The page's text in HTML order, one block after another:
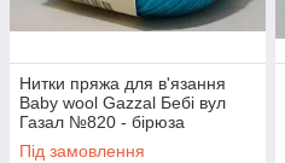
Нитки пряжа для в'язання
Baby wool Gazzal Бебі вул
Газал №820 - бірюза
Під замовлення